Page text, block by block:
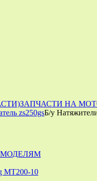
ЗАПЧАСТИ НА
zs250gsБ/у
MT200-10